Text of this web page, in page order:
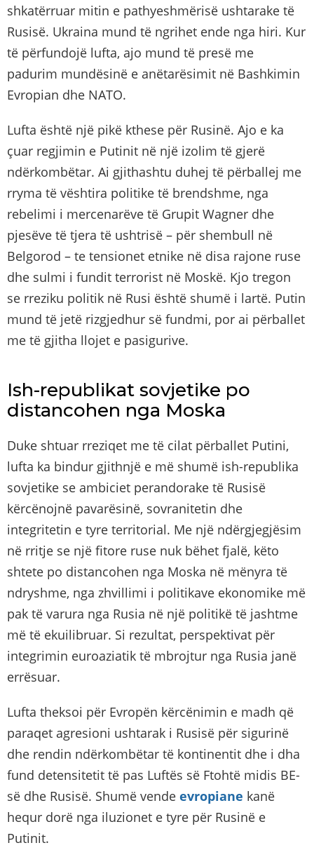
shkatërruar mitin e pathyeshmërisë ushtarake të
Rusisë. Ukraina mund të ngrihet ende nga hiri. Kur
të përfundojë lufta, ajo mund të presë me
padurim mundësinë e anëtarësimit në Bashkimin
Evropian dhe NATO.
Lufta është një pikë kthese për Rusinë. Ajo e ka
çuar regjimin e Putinit në një izolim të gjerë
ndërkombëtar. Ai gjithashtu duhej të përballej me
rryma të vështira politike të brendshme, nga
rebelimi i mercenarëve të Grupit Wagner dhe
pjesëve të tjera të ushtrisë – për shembull në
Belgorod – te tensionet etnike në disa rajone ruse
dhe sulmi i fundit terrorist në Moskë. Kjo tregon
se rreziku politik në Rusi është shumë i lartë. Putin
mund të jetë rizgjedhur së fundmi, por ai përballet
me të gjitha llojet e pasigurive.
Ish-republikat sovjetike po
distancohen nga Moska
Duke shtuar rreziqet me të cilat përballet Putini,
lufta ka bindur gjithnjë e më shumë ish-republika
sovjetike se ambiciet perandorake të Rusisë
kërcënojnë pavarësinë, sovranitetin dhe
integritetin e tyre territorial. Me një ndërgjegjësim
në rritje se një fitore ruse nuk bëhet fjalë, këto
shtete po distancohen nga Moska në mënyra të
ndryshme, nga zhvillimi i politikave ekonomike më
pak të varura nga Rusia në një politikë të jashtme
më të ekuilibruar. Si rezultat, perspektivat për
integrimin euroaziatik të mbrojtur nga Rusia janë
errësuar.
Lufta theksoi për Evropën kërcënimin e madh që
paraqet agresioni ushtarak i Rusisë për sigurinë
dhe rendin ndërkombëtar të kontinentit dhe i dha
fund detensitetit të pas Luftës së Ftohtë midis BE-
së dhe Rusisë. Shumë vende evropiane kanë
hequr dorë nga iluzionet e tyre për Rusinë e
Putinit.